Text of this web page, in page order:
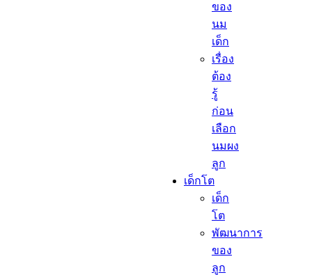
ของ
นม
เด็ก
เรื่อง
ต้อง
รู้
ก่อน
เลือก
นมผง
ลูก​
เด็กโต​
เด็ก
โต​
พัฒนาการ
ของ
ลูก